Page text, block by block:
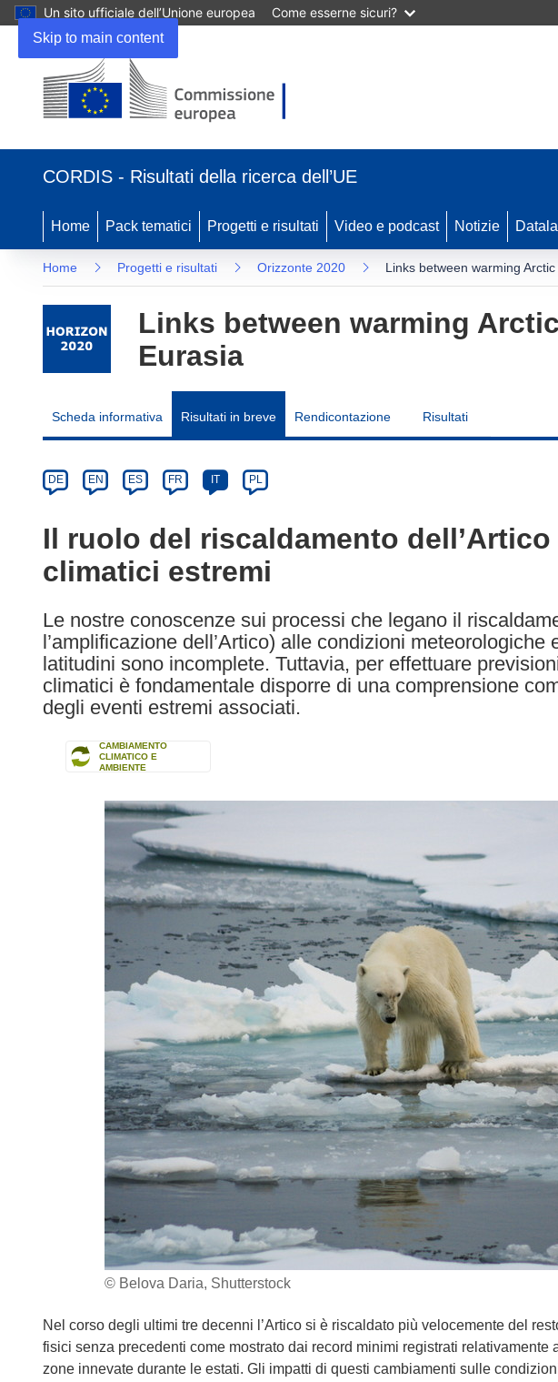
Skip to main content
Un sito ufficiale dell’Unione europea Come esserne sicuri?
in
nuova
finestra)
CORDIS - Risultati della ricerca dell’UE
Home Pack tematici Progetti e risultati Video e podcast Notizie
Home Progetti e risultati Orizzonte 2020 Links between warming
Links between warming
Eurasia
Scheda informativa Risultati in breve Rendicontazione Risultati
Category
Article
available
following
languages:
DE EN ES FR IT PL
Il ruolo del riscaldamento
climatici estremi
Le nostre conoscenze sui processi che legano il
l’amplificazione dell’Artico) alle condizioni
latitudini sono incomplete. Tuttavia, per effettuare
climatici è fondamentale disporre di una comprensione
degli eventi estremi associati.
CAMBIAMENTO
CLIMATICO E
AMBIENTE
© Belova Daria, Shutterstock
Nel corso degli ultimi tre decenni l’Artico si è riscaldato più velocemente del
fisici senza precedenti come mostrato dai record minimi registrati relativamente
zone innevate durante le estati. Gli impatti di questi cambiamenti sulle